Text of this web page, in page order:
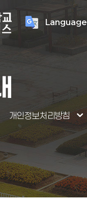
Language
개인정보처리방침